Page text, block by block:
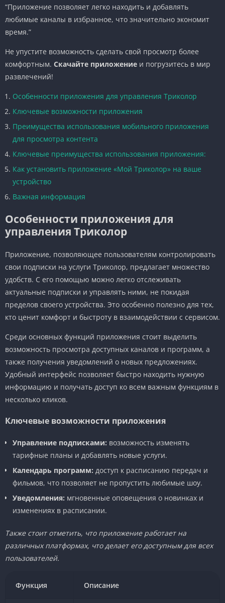
“Приложение позволяет легко находить и добавлять
любимые каналы в избранное, что значительно экономит
время.”
Не упустите возможность сделать свой просмотр более
комфортным. Скачайте приложение и погрузитесь в мир
развлечений!
Особенности приложения для управления Триколор
Ключевые возможности приложения
Преимущества использования мобильного приложения
для просмотра контента
Ключевые преимущества использования приложения:
Как установить приложение «Мой Триколор» на ваше
устройство
Важная информация
Особенности приложения для
управления Триколор
Приложение, позволяющее пользователям контролировать
свои подписки на услуги Триколор, предлагает множество
удобств. С его помощью можно легко отслеживать
актуальные подписки и управлять ними, не покидая
пределов своего устройства. Это особенно полезно для тех,
кто ценит комфорт и быстроту в взаимодействии с сервисом.
Среди основных функций приложения стоит выделить
возможность просмотра доступных каналов и программ, а
также получения уведомлений о новых предложениях.
Удобный интерфейс позволяет быстро находить нужную
информацию и получать доступ ко всем важным функциям в
несколько кликов.
Ключевые возможности приложения
Управление подписками: возможность изменять
тарифные планы и добавлять новые услуги.
Календарь программ: доступ к расписанию передач и
фильмов, что позволяет не пропустить любимые шоу.
Уведомления: мгновенные оповещения о новинках и
изменениях в расписании.
Также стоит отметить, что приложение работает на
различных платформах, что делает его доступным для всех
пользователей.
Функция Описание